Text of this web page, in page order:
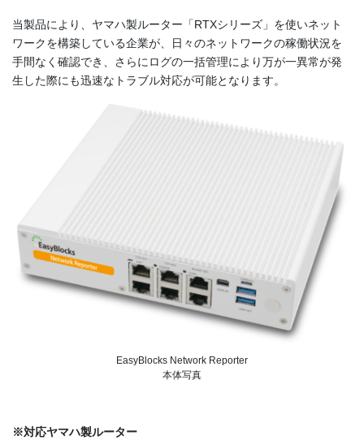
当製品により、ヤマハ製ルーター「RTXシリーズ」を使いネット
ワークを構築している企業が、日々のネットワークの稼働状況を
手間なく確認でき、さらにログの一括管理により万が一異常が発
生した際にも迅速なトラブル対応が可能となります。
EasyBlocks Network Reporter
本体写真
※対応ヤマハ製ルーター